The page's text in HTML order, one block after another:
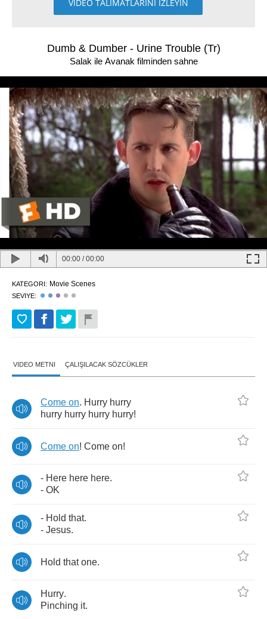
VİDEO TALİMATLARINI İZLEYİN
Dumb & Dumber - Urine Trouble (Tr)
Salak ile Avanak filminden sahne
00:00 /00:00
KATEGORI: Movie Scenes
SEVIYE:
VIDEO METNI ÇALIŞILACAK SÖZCÜKLER
Come on. Hurry hurry
hurry hurry hurry hurry!
Come on! Come on!
- Here here here.
- OK
- Hold that.
- Jesus.
Hold that one.
Hurry.
Pinching it.